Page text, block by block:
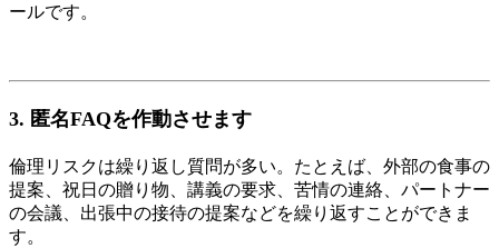
ールです。
3. 匿名FAQを作動させます
倫理リスクは繰り返し質問が多い。たとえば、外部の食事の
提案、祝日の贈り物、講義の要求、苦情の連絡、パートナー
の会議、出張中の接待の提案などを繰り返すことができま
す。